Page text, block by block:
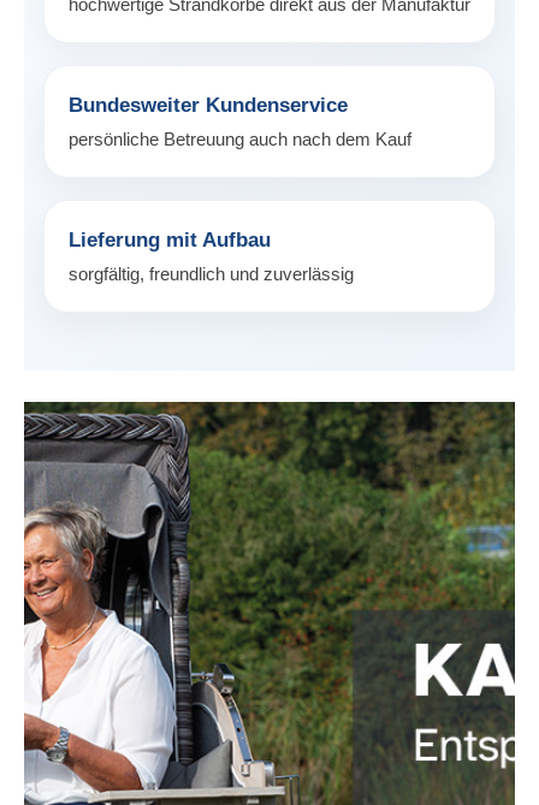
hochwertige Strandkörbe direkt aus der Manufaktur
Bundesweiter Kundenservice
persönliche Betreuung auch nach dem Kauf
Lieferung mit Aufbau
sorgfältig, freundlich und zuverlässig